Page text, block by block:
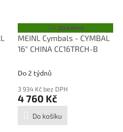
Z
D
A
R
ZDARMA
MEINL Cymbals - CYMBAL
16" CHINA CC16TRCH-B
Do 2 týdnů
3 934 Kč bez DPH
4 760 Kč
Do košíku